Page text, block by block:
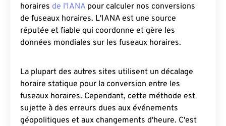
horaires de l'IANA pour calculer nos conversions
de fuseaux horaires. L'IANA est une source
réputée et fiable qui coordonne et gère les
données mondiales sur les fuseaux horaires.
La plupart des autres sites utilisent un décalage
horaire statique pour la conversion entre les
fuseaux horaires. Cependant, cette méthode est
sujette à des erreurs dues aux événements
géopolitiques et aux changements d'heure. C'est